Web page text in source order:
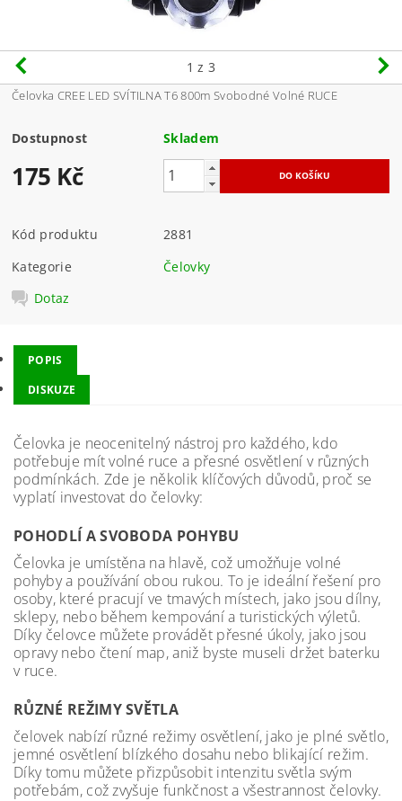
1 z 3
Čelovka CREE LED SVÍTILNA T6 800m Svobodné Volné RUCE
Dostupnost Skladem
175 Kč
Kód produktu
2881
Kategorie
Čelovky
Dotaz
POPIS
DISKUZE
Čelovka je neocenitelný nástroj pro každého, kdo
potřebuje mít volné ruce a přesné osvětlení v různých
podmínkách. Zde je několik klíčových důvodů, proč se
vyplatí investovat do čelovky:
POHODLÍ A SVOBODA POHYBU
Čelovka je umístěna na hlavě, což umožňuje volné
pohyby a používání obou rukou. To je ideální řešení pro
osoby, které pracují ve tmavých místech, jako jsou dílny,
sklepy, nebo během kempování a turistických výletů.
Díky čelovce můžete provádět přesné úkoly, jako jsou
opravy nebo čtení map, aniž byste museli držet baterku
v ruce.
RŮZNÉ REŽIMY SVĚTLA
čelovek nabízí různé režimy osvětlení, jako je plné světlo,
jemné osvětlení blízkého dosahu nebo blikající režim.
Díky tomu můžete přizpůsobit intenzitu světla svým
potřebám, což zvyšuje funkčnost a všestrannost čelovky.